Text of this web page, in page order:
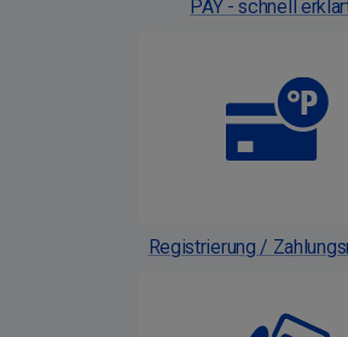
PAY - schnell
Registrierung /